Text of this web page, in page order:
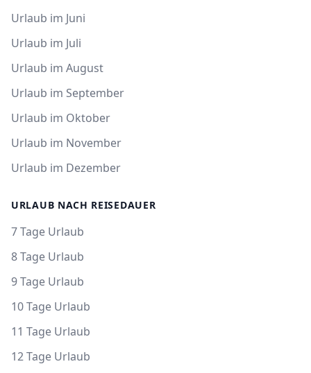
Urlaub im Juni
Urlaub im Juli
Urlaub im August
Urlaub im September
Urlaub im Oktober
Urlaub im November
Urlaub im Dezember
URLAUB NACH REISEDAUER
7 Tage Urlaub
8 Tage Urlaub
9 Tage Urlaub
10 Tage Urlaub
11 Tage Urlaub
12 Tage Urlaub